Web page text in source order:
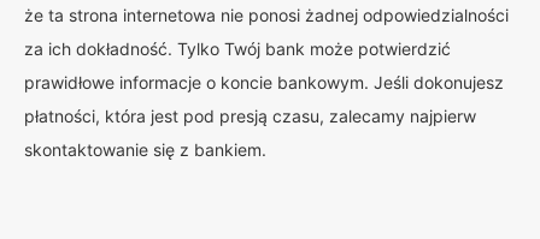
że ta strona internetowa nie ponosi żadnej odpowiedzialności
za ich dokładność. Tylko Twój bank może potwierdzić
prawidłowe informacje o koncie bankowym. Jeśli dokonujesz
płatności, która jest pod presją czasu, zalecamy najpierw
skontaktowanie się z bankiem.